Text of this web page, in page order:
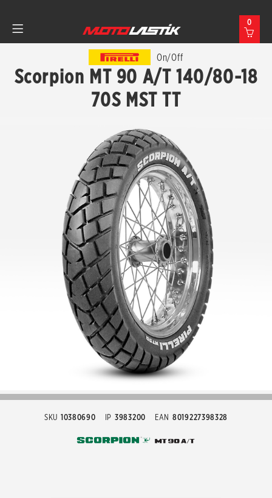
0
On/Off
Scorpion MT 90 A/T 140/80-18
70S MST TT
SKU 10380690 IP 3983200 EAN 8019227398328